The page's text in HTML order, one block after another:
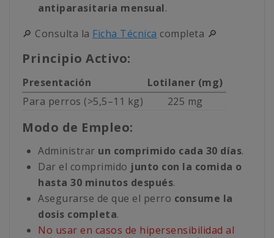
antiparasitaria mensual.
🔎 Consulta la Ficha Técnica completa 🔎
Principio Activo:
Presentación
Lotilaner (mg)
Para perros (>5,5–11 kg)
225 mg
Modo de Empleo:
Administrar un comprimido cada 30 días.
Dar el comprimido junto con la comida o
hasta 30 minutos después.
Asegurarse de que el perro consume la
dosis completa.
No usar en casos de hipersensibilidad al